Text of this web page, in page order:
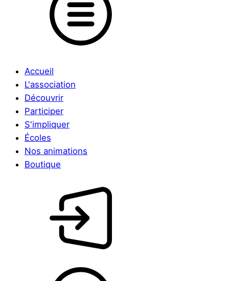
Accueil
L'association
Découvrir
Participer
S'impliquer
Écoles
Nos animations
Boutique